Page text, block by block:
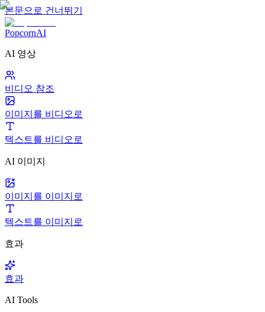
본문으로 건너뛰기
PopcornAI
AI 영상
비디오 참조
이미지를 비디오로
텍스트를 비디오로
AI 이미지
이미지를 이미지로
텍스트를 이미지로
효과
효과
AI Tools